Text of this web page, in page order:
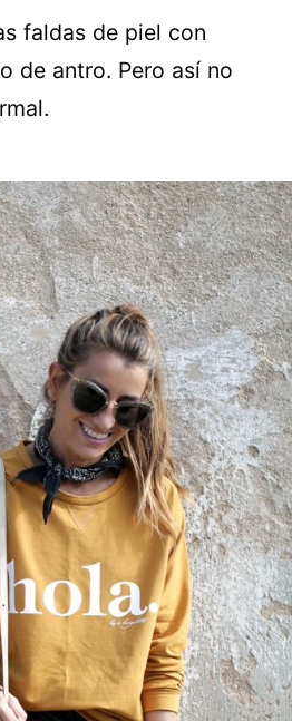
faldas de piel con
de antro. Pero así no